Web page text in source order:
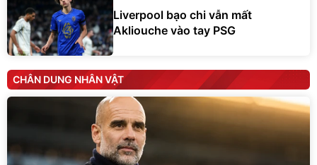
Liverpool bạo chi vẫn mất
Akliouche vào tay PSG
CHÂN DUNG NHÂN VẬT